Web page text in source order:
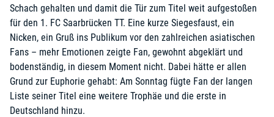
Schach gehalten und damit die Tür zum Titel weit aufgestoßen
für den 1. FC Saarbrücken TT. Eine kurze Siegesfaust, ein
Nicken, ein Gruß ins Publikum vor den zahlreichen asiatischen
Fans – mehr Emotionen zeigte Fan, gewohnt abgeklärt und
bodenständig, in diesem Moment nicht. Dabei hätte er allen
Grund zur Euphorie gehabt: Am Sonntag fügte Fan der langen
Liste seiner Titel eine weitere Trophäe und die erste in
Deutschland hinzu.